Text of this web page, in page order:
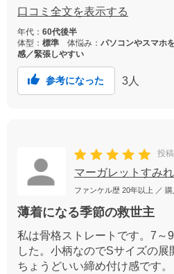
番になりました。着脱時がちょ
と思います。
口コミ全文を表示する
年代： 60代後半
体型： 標準 体悩み： パソコンやスマホ
感／緊張しやすい
参考になった 3 人
投
マーガレットすみれ
ファンケル歴 20年以上 ／
薄着になる季節の救世主
私は骨格ストレートです。7～
した。小柄なのでSサイズの展
ちょうどいい締め付け感です